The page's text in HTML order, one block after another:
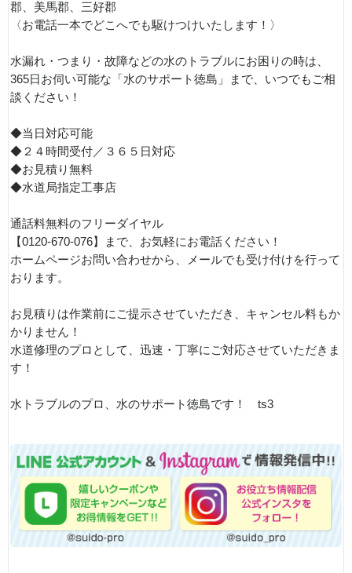
郡、美馬郡、三好郡
〈お電話一本でどこへでも駆けつけいたします！〉
水漏れ・つまり・故障などの水のトラブルにお困りの時は、
365日お伺い可能な「水のサポート徳島」まで、いつでもご相
談ください！
◆当日対応可能
◆２４時間受付／３６５日対応
◆お見積り無料
◆水道局指定工事店
通話料無料のフリーダイヤル
【0120-670-076】まで、お気軽にお電話ください！
ホームページお問い合わせから、メールでも受け付けを行って
おります。
お見積りは作業前にご提示させていただき、キャンセル料もか
かりません！
水道修理のプロとして、迅速・丁寧にご対応させていただきま
す！
水トラブルのプロ、水のサポート徳島です！ ts3